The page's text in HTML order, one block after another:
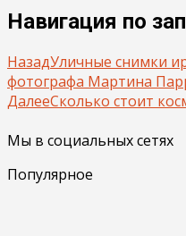
Навигация по
НазадУличные снимки
фотографа Мартина
ДалееСколько стоит
Мы в социальных сетях
Популярное